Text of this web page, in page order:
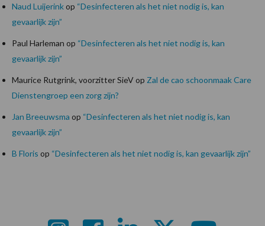
Naud Luijerinkop “Desinfecteren als het niet nodig is, kan
gevaarlijk zijn”
Paul Harleman op “Desinfecteren als het niet nodig is, kan
gevaarlijk zijn”
Maurice Rutgrink, voorzitter SieVop Zal de cao schoonmaak Care
Dienstengroep een zorg zijn?
Jan Breeuwsma op “Desinfecteren als het niet nodig is, kan
gevaarlijk zijn”
B Floris op “Desinfecteren als het niet nodig is, kan gevaarlijk zijn”